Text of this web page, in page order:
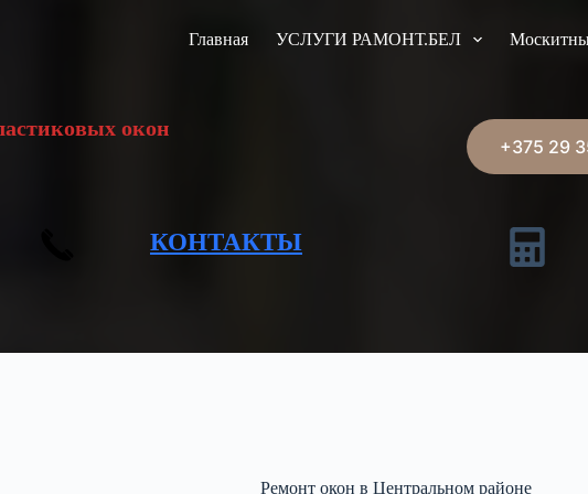
Главная УСЛУГИ РАМОНТ.БЕЛ
+375 29
окон
КОНТАКТЫ
Ремонт окон в Центральном районе